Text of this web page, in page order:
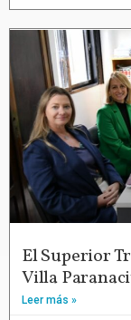
El Superior
Villa
Leer más »